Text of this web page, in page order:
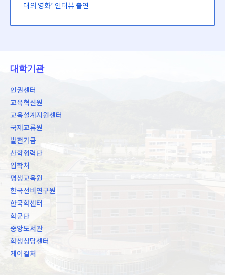
대의 영화’ 인터뷰 출연
대학기관
인권센터
교육혁신원
교육설계지원센터
국제교류원
발전기금
산학협력단
입학처
평생교육원
한국선비연구원
한국학센터
학군단
중앙도서관
학생상담센터
케이컬처